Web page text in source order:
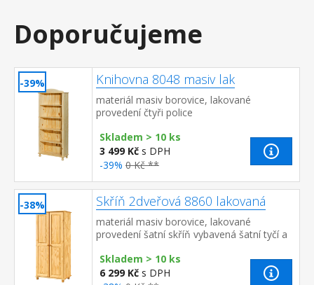
Doporučujeme
-39% Knihovna 8048 masiv lak
materiál masiv borovice, lakované
provedení čtyři police
Skladem > 10 ks
3 499 Kč s DPH
-39% 0 Kč **
-38% Skříň 2dveřová 8860 lakovaná
materiál masiv borovice, lakované
provedení šatní skříň vybavená šatní tyčí a
Skladem > 10 ks
6 299 Kč s DPH